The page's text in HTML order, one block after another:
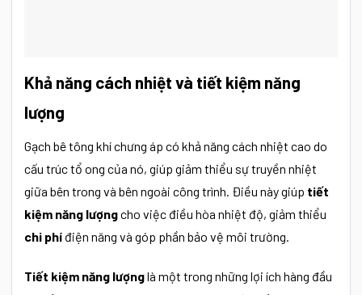
Khả năng cách nhiệt và tiết kiệm năng
lượng
Gạch bê tông khí chưng áp có khả năng cách nhiệt cao do
cấu trúc tổ ong của nó, giúp giảm thiểu sự truyền nhiệt
giữa bên trong và bên ngoài công trình. Điều này giúp tiết
kiệm năng lượngcho việc điều hòa nhiệt độ, giảm thiểu
chi phí điện năng và góp phần bảo vệ môi trường.
Tiết kiệm năng lượnglà một trong những lợi ích hàng đầu